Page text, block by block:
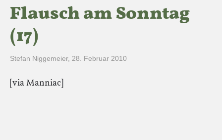
Flausch am Sonntag
(17)
Stefan Niggemeier, 28. Februar 2010
[via Manniac]